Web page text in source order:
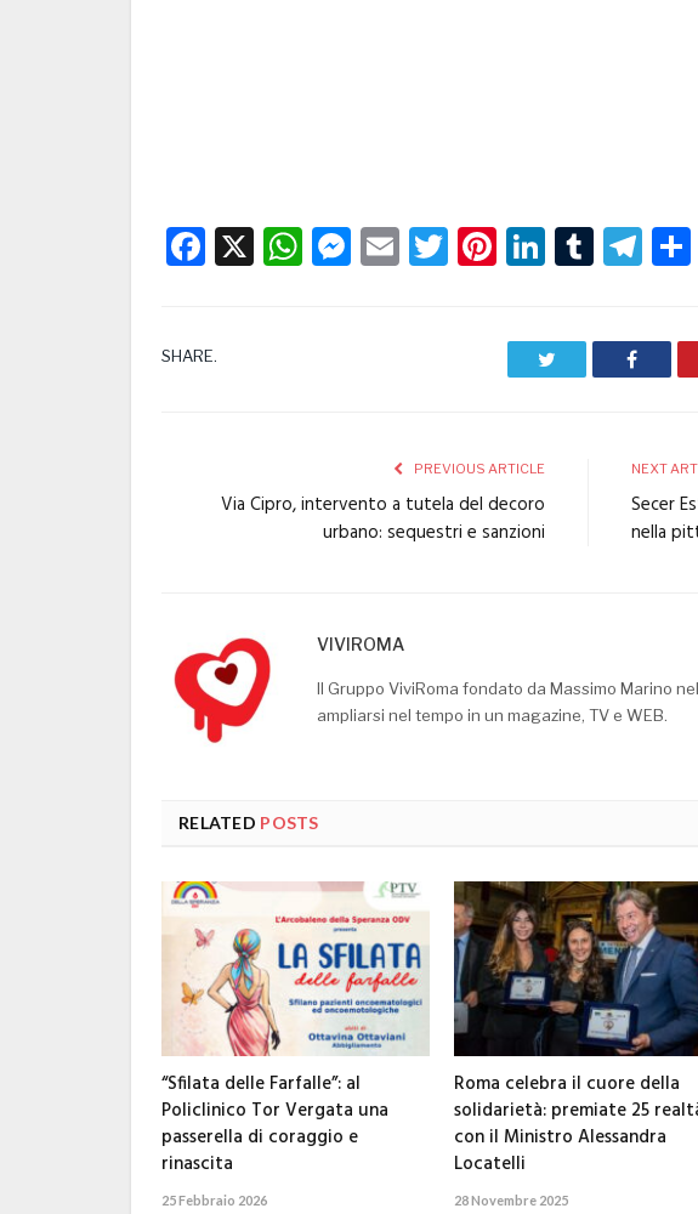
Facebook
X WhatsApp
Messenger
EmailTwitter
Pinterest
LinkedIn
Tumblr
SHARE.
PREVIOUS ARTICLE
Via Cipro, intervento a tutela del decoro
urbano: sequestri e sanzioni
NEXT
Secer
nella
VIVIROMA
Il Gruppo ViviRoma fondato da Massimo Marino
ampliarsi nel tempo in un magazine, TV e WEB.
RELATED POSTS
“Sfilata delle Farfalle”: al
Policlinico Tor Vergata una
passerella di coraggio e
rinascita
25 Febbraio 2026
Roma celebra il cuore della
solidarietà: premiate 25
con il Ministro Alessandra
Locatelli
28 Novembre 2025